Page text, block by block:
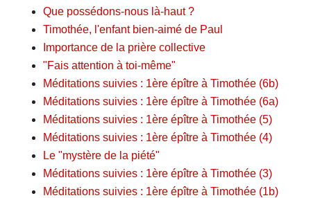
Que possédons-nous là-haut ?
Timothée, l'enfant bien-aimé de Paul
Importance de la prière collective
"Fais attention à toi-même"
Méditations suivies : 1ère épître à Timothée (6b)
Méditations suivies : 1ère épître à Timothée (6a)
Méditations suivies : 1ère épître à Timothée (5)
Méditations suivies : 1ère épître à Timothée (4)
Le "mystère de la piété"
Méditations suivies : 1ère épître à Timothée (3)
Méditations suivies : 1ère épître à Timothée (1b)